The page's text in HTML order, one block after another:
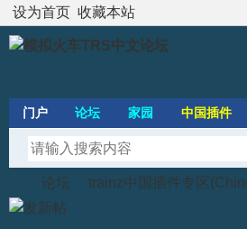
设为首页 收藏本站
门户 论坛 家园 中国插件
论坛 trainz中国插件专区